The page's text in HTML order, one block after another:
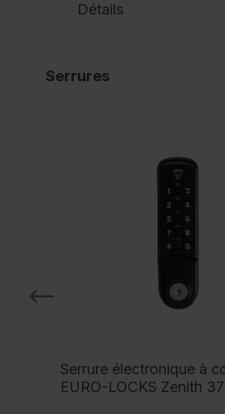
Détails
Serrures
Serrure électronique à
EURO-LOCKS Zenith